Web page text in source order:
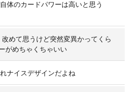
自体のカードパワーは高いと思う
改めて思うけど突然変異かってくら
がめちゃくちゃいい
れナイスデザインだよね